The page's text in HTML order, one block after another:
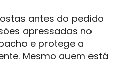
antes do pedido
apressadas no
e protege a
Mesmo quem está